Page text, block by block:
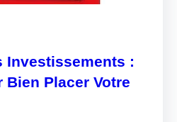
Investissements :
Placer Votre